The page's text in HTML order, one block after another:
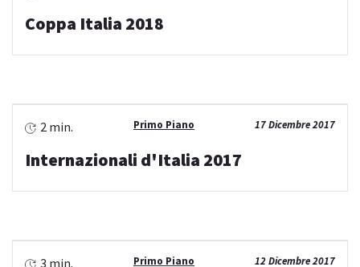
Coppa Italia 2018
17 Dicembre 2017
Primo Piano
2 min.
Internazionali d'Italia 2017
12 Dicembre 2017
Primo Piano
3 min.